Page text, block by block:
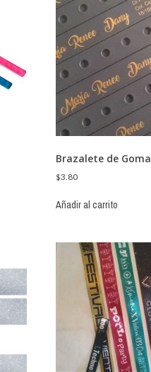
Brazalete de Goma
$3.80
Añadir al carrito